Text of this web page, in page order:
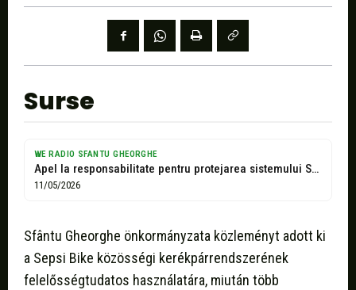
Surse
WE RADIO SFANTU GHEORGHE
Apel la responsabilitate pentru protejarea sistemului Sepsi Bike - We Radio Sfântu...
11/05/2026
Sfântu Gheorghe önkormányzata közleményt adott ki
a Sepsi Bike közösségi kerékpárrendszerének
felelősségtudatos használatára, miután több